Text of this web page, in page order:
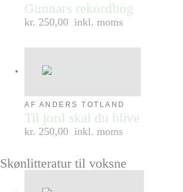
Gunnars rekordbog
kr. 250,00 inkl. moms
AF ANDERS TOTLAND
Til jord skal du blive
kr. 250,00 inkl. moms
Skønlitteratur til voksne